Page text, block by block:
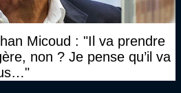
Micoud : "Il va prendre
non ? Je pense qu’il va